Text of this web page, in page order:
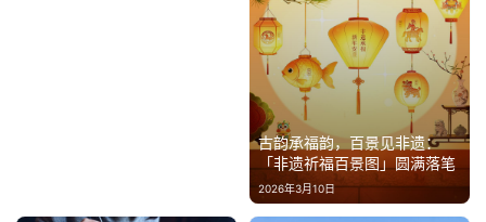
古韵承福韵，百景见非遗：
「非遗祈福百景图」圆满落笔
2026年3月10日